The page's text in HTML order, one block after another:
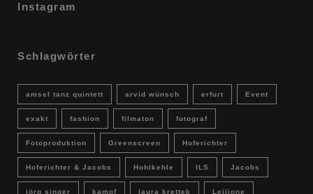
Instagram
Schlagwörter
amsel tanz quintett arvid wünsch erfurt Event
exakt fashion filmaton fotograf
Fotoproduktion Greenscreen Hoferichter
Hoferichter & Jacobs Hohlkehle ILS Jacobs
jörg singer kampf laura krettek Leijione